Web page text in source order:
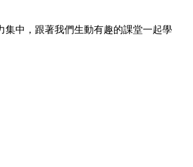
集中，跟著我們生動有趣的課堂一起學